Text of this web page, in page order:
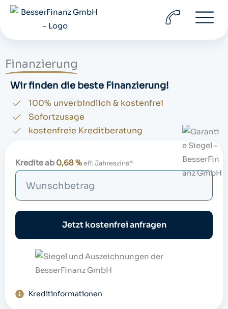
Zum
springen
Finanzierung
Wir finden die beste Finanzierung!
100% unverbindlich & kostenfrei
Sofortzusage
kostenfreie Kreditberatung
Kredite ab 0,68 %eff. Jahreszins*
S
c
h
Jetzt kostenfrei anfragen
Kreditinformationen